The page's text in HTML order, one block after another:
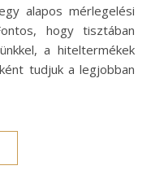
alapos mérlegelési
hogy tisztában
a hiteltermékek
tudjuk a legjobban